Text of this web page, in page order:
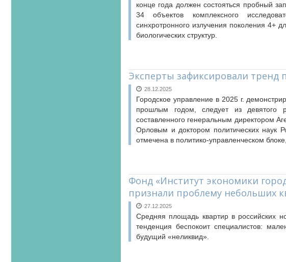
конце года должен состояться пробный
34 объектов комплексного
синхротронного излучения поколения 4+
биологических структур.
Эксперты зафиксировали
28.12.2025
Городское управление в 2025 г.
прошлым годом, следует из девятого
составленного генеральным директором
Орловым и доктором политических наук
отмечена в политико-управленческом
Фонд «Институт экономики
признали проблему небольших
27.12.2025
Средняя площадь квартир в российских
тенденция беспокоит специалистов:
будущий «неликвид».